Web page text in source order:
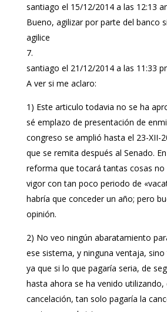
santiago el 15/12/2014 a las 12:13
Bueno, agilizar por parte del banco
agilice
santiago el 21/12/2014 a las 11:33
A ver si me aclaro:
1) Este articulo todavia no se ha
sé emplazo de presentación de
congreso se amplió hasta el 23-XII-
que se remita después al Senado.
reforma que tocará tantas cosas no
vigor con tan poco periodo de
habría que conceder un año; pero
opinión.
2) No veo ningún abaratamiento
ese sistema, y ninguna ventaja,
ya que si lo que pagaría seria, de
hasta ahora se ha venido
cancelación, tan solo pagaría la